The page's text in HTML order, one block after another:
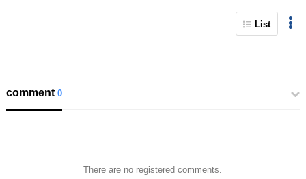
List
comment0
There are no registered comments.